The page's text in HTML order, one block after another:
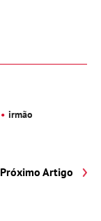
irmão
Próximo Artigo